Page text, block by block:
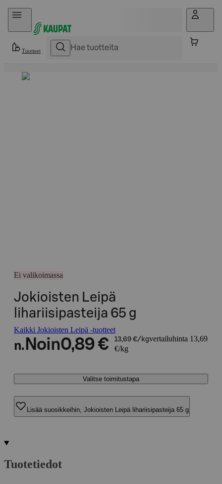
Hyppää sisältöön
Tuotteet
Ei valikoimassa
Jokioisten Leipä
lihariisipasteija 65 g
Kaikki Jokioisten Leipä -tuotteet
n. Noin0,89 € 13,69 €/kgvertailuhinta 13,69
€/kg
Valitse toimitustapa
Lisää suosikkeihin, Jokioisten Leipä lihariisipasteija 65 g
Tuotetiedot